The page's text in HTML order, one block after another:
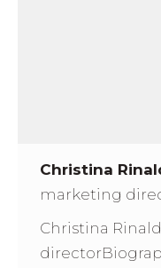
Christina
marketing
Christina